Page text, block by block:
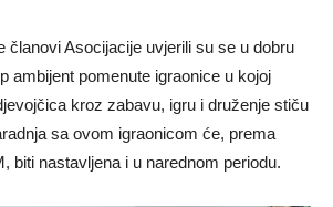
članovi Asocijacije uvjerili su se u dobru
ambijent pomenute igraonice u kojoj
kroz zabavu, igru i druženje stiču
sa ovom igraonicom će, prema
biti nastavljena i u narednom periodu.